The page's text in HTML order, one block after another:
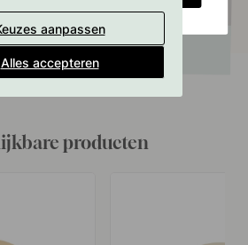
producten
aanpassen
Alles accepteren